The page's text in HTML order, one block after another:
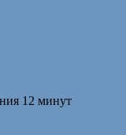
12 минут